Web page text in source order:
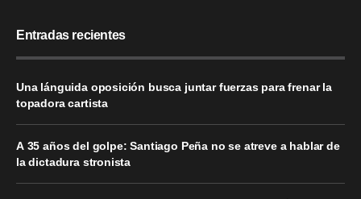
Entradas recientes
Una lánguida oposición busca juntar fuerzas para frenar la
topadora cartista
A 35 años del golpe: Santiago Peña no se atreve a hablar de
la dictadura stronista